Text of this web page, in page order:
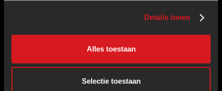
Details tonen
Alles toestaan
Selectie toestaan